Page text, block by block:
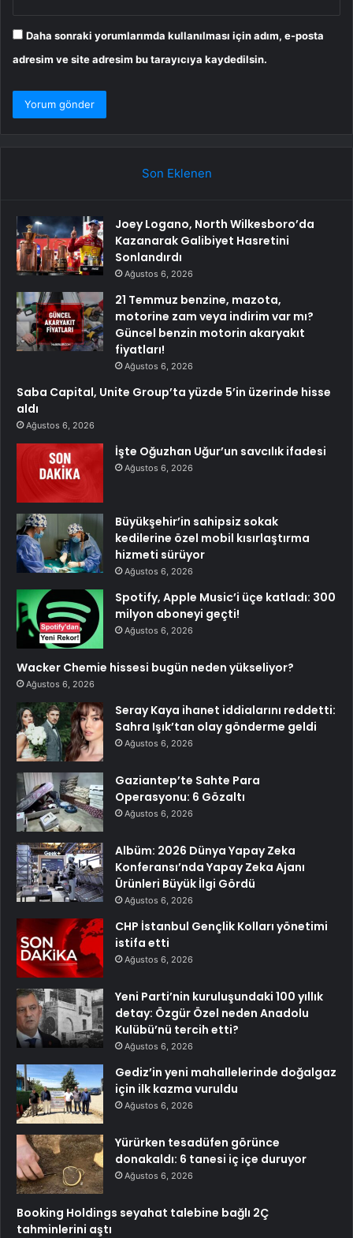
Daha sonraki yorumlarımda kullanılması için adım, e-posta
adresim ve site adresim bu tarayıcıya kaydedilsin.
Son Eklenen
Joey Logano, North Wilkesboro’da
Kazanarak Galibiyet Hasretini
Sonlandırdı
Ağustos 6, 2026
21 Temmuz benzine, mazota,
motorine zam veya indirim var mı?
Güncel benzin motorin akaryakıt
fiyatları!
Ağustos 6, 2026
Saba Capital, Unite Group’ta yüzde 5’in üzerinde hisse
aldı
Ağustos 6, 2026
İşte Oğuzhan Uğur’un savcılık ifadesi
Ağustos 6, 2026
Büyükşehir’in sahipsiz sokak
kedilerine özel mobil kısırlaştırma
hizmeti sürüyor
Ağustos 6, 2026
Spotify, Apple Music’i üçe katladı: 300
milyon aboneyi geçti!
Ağustos 6, 2026
Wacker Chemie hissesi bugün neden yükseliyor?
Ağustos 6, 2026
Seray Kaya ihanet iddialarını reddetti:
Sahra Işık’tan olay gönderme geldi
Ağustos 6, 2026
Gaziantep’te Sahte Para
Operasyonu: 6 Gözaltı
Ağustos 6, 2026
Albüm: 2026 Dünya Yapay Zeka
Konferansı’nda Yapay Zeka Ajanı
Ürünleri Büyük İlgi Gördü
Ağustos 6, 2026
CHP İstanbul Gençlik Kolları yönetimi
istifa etti
Ağustos 6, 2026
Yeni Parti’nin kuruluşundaki 100 yıllık
detay: Özgür Özel neden Anadolu
Kulübü’nü tercih etti?
Ağustos 6, 2026
Gediz’in yeni mahallelerinde doğalgaz
için ilk kazma vuruldu
Ağustos 6, 2026
Yürürken tesadüfen görünce
donakaldı: 6 tanesi iç içe duruyor
Ağustos 6, 2026
Booking Holdings seyahat talebine bağlı 2Ç
tahminlerini aştı